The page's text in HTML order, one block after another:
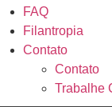
FAQ
Filantropia
Contato
Contato
Trabalhe